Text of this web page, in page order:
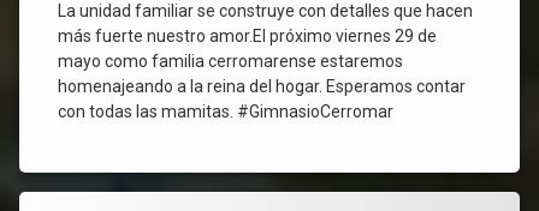
La unidad familiar se construye con detalles que hacen
más fuerte nuestro amor.El próximo viernes 29 de
mayo como familia cerromarense estaremos
homenajeando a la reina del hogar. Esperamos contar
con todas las mamitas. #GimnasioCerromar